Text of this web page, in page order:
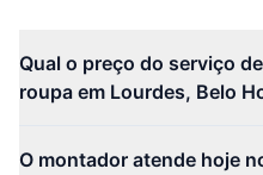
Qual o preço do serviço
roupa em Lourdes, Belo
O montador atende hoje